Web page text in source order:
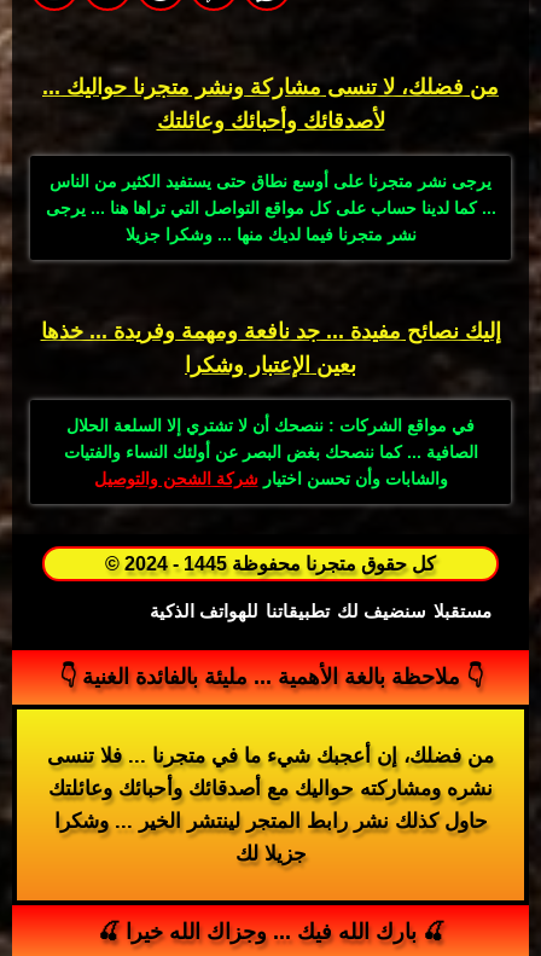
من فضلك، لا تنسى مشاركة ونشر متجرنا حواليك ...
لأصدقائك وأحبائك وعائلتك
يرجى نشر متجرنا على أوسع نطاق حتى يستفيد الكثير من الناس
... كما لدينا حساب على كل مواقع التواصل التي تراها هنا ... يرجى
نشر متجرنا فيما لديك منها ... وشكرا جزيلا
إليك نصائح مفيدة ... جد نافعة ومهمة وفريدة ... خذها
بعين الإعتبار وشكرا
في مواقع الشركات : ننصحك أن لا تشتري إلا السلعة الحلال
الصافية ... كما ننصحك بغض البصر عن أولئك النساء والفتيات
والشابات وأن تحسن اختيارشركة الشحن والتوصيل
© 2024 - 1445 كل حقوق متجرنا محفوظة
للهواتف الذكية تطبيقاتنا سنضيف لك مستقبلا
👇 ملاحظة بالغة الأهمية ... مليئة بالفائدة الغنية 👇
من فضلك، إن أعجبك شيء ما في متجرنا ... فلا تنسى
نشره ومشاركته حواليك مع أصدقائك وأحبائك وعائلتك
حاول كذلك نشر رابط المتجر لينتشر الخير ... وشكرا
جزيلا لك
🍒 بارك الله فيك ... وجزاك الله خيرا 🍒